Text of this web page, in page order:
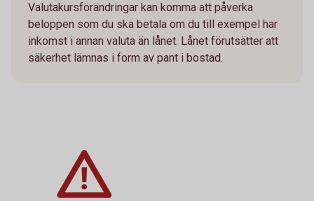
Valutakursförändringar kan komma att påverka
beloppen som du ska betala om du till exempel har
inkomst i annan valuta än lånet. Lånet förutsätter att
säkerhet lämnas i form av pant i bostad.